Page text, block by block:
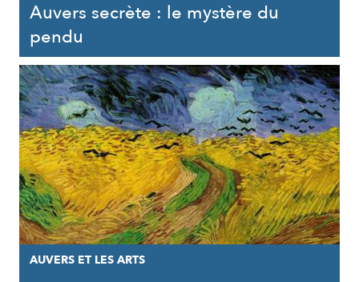
Auvers secrète : le mystère du
pendu
AUVERS ET LES ARTS